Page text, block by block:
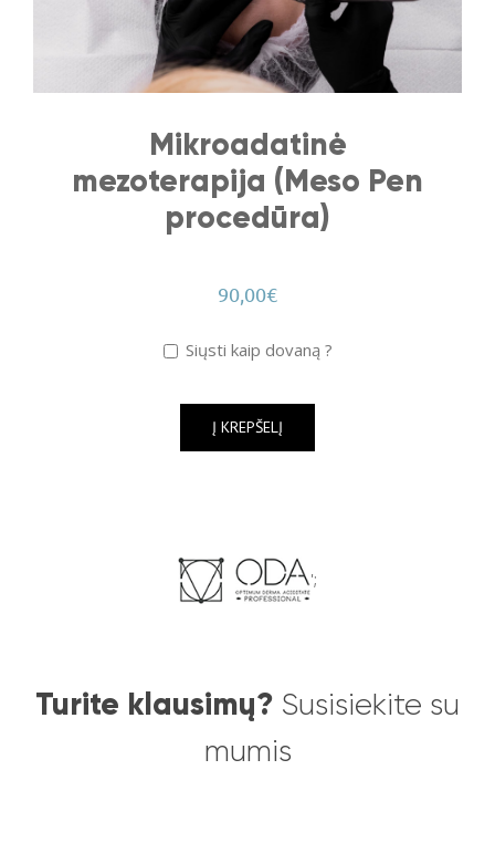
Mikroadatinė
mezoterapija (Meso Pen
procedūra)
90,00€
Siųsti kaip dovaną ?
Į KREPŠELĮ
';
Turite klausimų? Susisiekite su
mumis